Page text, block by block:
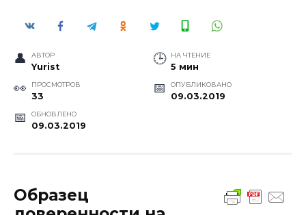
АВТОР
Yurist
НА ЧТЕНИЕ
5 мин
ПРОСМОТРОВ
33
ОПУБЛИКОВАНО
09.03.2019
ОБНОВЛЕНО
09.03.2019
Образец